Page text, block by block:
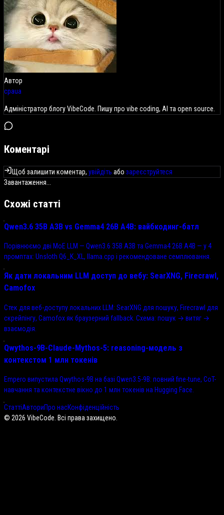
Автор
cpaua
Адміністратор блогу VibeCode. Пишу про vibe coding, AI та open source.
Коментарі
Щоб залишити коментар, увійдіть або зареєструйтеся
Завантаження...
Схожі статті
Qwen3.6 35B A3B vs Gemma4 26B A4B: вайбкодинг-батл
Порівнюємо дві MoE LLM — Qwen3.6 35B A3B та Gemma4 26B A4B — у 4
промптах: Unsloth Q6_K_XL, llama.cpp і рекомендоване семплювання.
Як дати локальним LLM доступ до вебу: SearXNG, Firecrawl,
Camofox
Стек для веб-доступу локальних LLM: SearXNG для пошуку, Firecrawl для
скрейпінгу, Camofox як браузерний fallback. Схема: пошук → витяг →
взаємодія.
Qwythos-9B-Claude-Mythos-5: reasoning-модель з
контекстом 1 млн токенів
Empero випустила Qwythos-9B на базі Qwen3.5-9B: повний fine-tune, CoT-
навчання та контекстне вікно до 1 млн токенів на Hugging Face.
СтаттіАвториПро насКонфіденційність
© 2026 VibeCode. Всі права захищено.